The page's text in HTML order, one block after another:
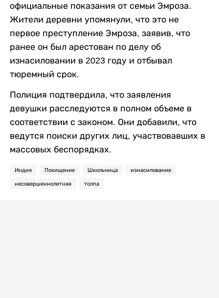
официальные показания от семьи Эмроза.
Жители деревни упомянули, что это не
первое преступление Эмроза, заявив, что
ранее он был арестован по делу об
изнасиловании в 2023 году и отбывал
тюремный срок.
Полиция подтвердила, что заявления
девушки расследуются в полном объеме в
соответствии с законом. Они добавили, что
ведутся поиски других лиц, участвовавших в
массовых беспорядках.
Индия Похищение Школьница изнасилование
несовершеннолетняя толпа